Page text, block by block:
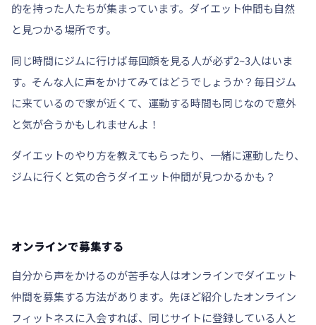
的を持った人たちが集まっています。ダイエット仲間も自然
と見つかる場所です。
同じ時間にジムに行けば毎回顔を見る人が必ず2~3人はいま
す。 そんな人に声をかけてみてはどうでしょうか？毎日ジム
に来ているので家が近くて、運動する時間も同じなので意外
と気が合うかもしれませんよ！
ダイエットのやり方を教えてもらったり、一緒に運動したり、
ジムに行くと気の合うダイエット仲間が見つかるかも？
オンラインで募集する
自分から声をかけるのが苦手な人はオンラインでダイエット
仲間を募集する方法があります。先ほど紹介したオンライン
フィットネスに入会すれば、同じサイトに登録している人と